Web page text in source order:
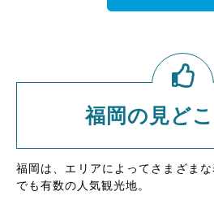
福岡の見ど
福岡は、エリアによってさまざま
でも有数の人気観光地。